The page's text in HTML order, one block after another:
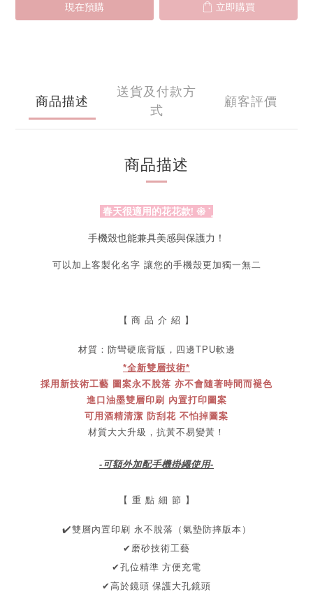
現在預購 立即購買
商品描述
送貨及付款方
式
顧客評價
商品描述
春天很適用的花花款! 𑁍 ་۪
手機殼也能兼具美感與保護力！
可以加上客製化名字 讓您的手機殼更加獨一無二
【 商 品 介 紹 】
材質：防彎硬底背版，四邊TPU軟邊
*全新雙層技術*
採用新技術工藝 圖案永不脫落 亦不會隨著時間而褪色
進口油墨雙層印刷 內置打印圖案
可用酒精清潔 防刮花 不怕掉圖案
材質大大升級，抗黃不易變黃！
-可額外加配手機掛繩使用-
【 重 點 細 節 】
✔️雙層內置印刷 永不脫落（氣墊防摔版本）
✔磨砂技術工藝
✔ 孔位精準 方便充電
✔高於鏡頭 保護大孔鏡頭